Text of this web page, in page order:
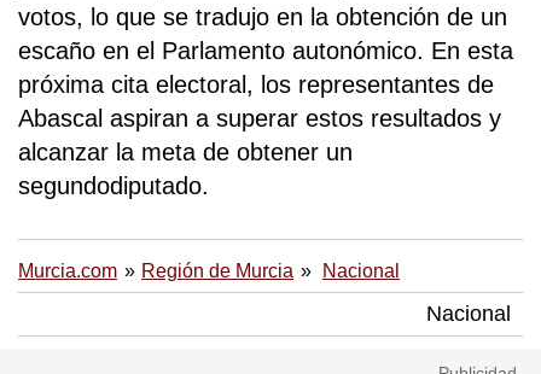
votos, lo que se tradujo en la obtención de un
escaño en el Parlamento autonómico. En esta
próxima cita electoral, los representantes de
Abascal aspiran a superar estos resultados y
alcanzar la meta de obtener un
segundodiputado.
Murcia.com Región de Murcia Nacional
Nacional